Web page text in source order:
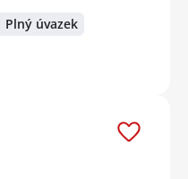
Plný úvazek